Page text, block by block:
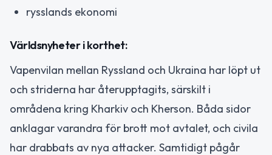
rysslands ekonomi
Världsnyheter i korthet:
Vapenvilan mellan Ryssland och Ukraina har löpt ut
och striderna har återupptagits, särskilt i
områdena kring Kharkiv och Kherson. Båda sidor
anklagar varandra för brott mot avtalet, och civila
har drabbats av nya attacker. Samtidigt pågår